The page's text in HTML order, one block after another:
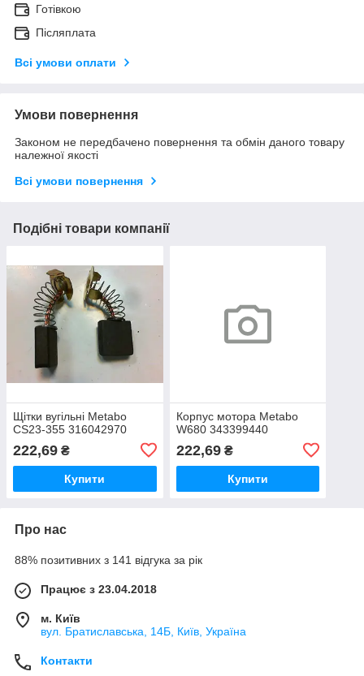
Готівкою
Післяплата
Всі умови оплати
Умови повернення
Законом не передбачено повернення та обмін даного товару
належної якості
Всі умови повернення
Подібні товари компанії
Щітки вугільні Metabo
CS23-355 316042970
222,69 ₴
Купити
Корпус мотора Metabo
W680 343399440
222,69₴
Купити
Про нас
88% позитивних з 141 відгука за рік
Працює з 23.04.2018
м. Київ
вул. Братиславська, 14Б, Київ, Україна
Контакти